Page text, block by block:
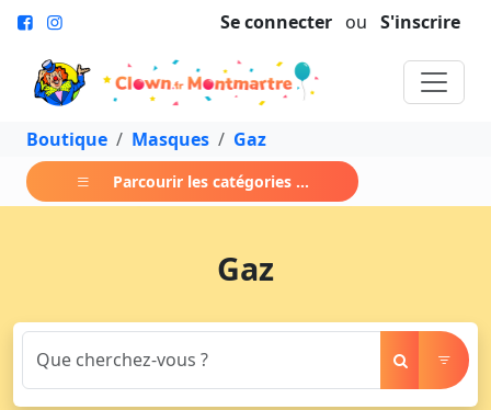
Se connecter ou S'inscrire
Boutique Masques Gaz
Parcourir les catégories ...
Gaz